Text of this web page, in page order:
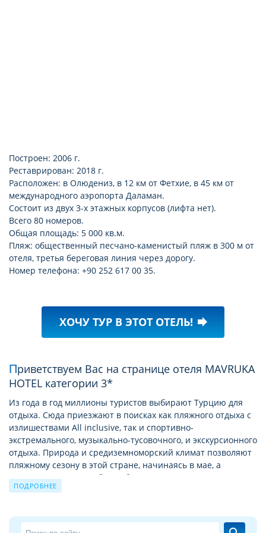
Построен: 2006 г.
Реставрирован: 2018 г.
Расположен: в Олюдениз, в 12 км от Фетхие, в 45 км от
международного аэропорта Даламан.
Состоит из двух 3-х этажных корпусов (лифта нет).
Всего 80 номеров.
Общая площадь: 5 000 кв.м.
Пляж: общественный песчано-каменистый пляж в 300 м от
отеля, третья береговая линия через дорогу.
Номер телефона: +90 252 617 00 35.
ХОЧУ ТУР В ЭТОТ ОТЕЛЬ! forward
Приветствуем Вас на странице отеля MAVRUKA
HOTEL категории 3*
Из года в год миллионы туристов выбирают Турцию для
отдыха. Сюда приезжают в поисках как пляжного отдыха с
излишествами All inclusive, так и спортивно-
экстремального, музыкально-тусовочного, и экскурсионного
отдыха. Природа и средиземноморский климат позволяют
пляжному сезону в этой стране, начинаясь в мае, а
заканчиваться в октябре. А богатая история позволяет
круглый год посещать Турцию с экскурсионными турами
Подробное описание отеля MAVRUKA HOTEL
ПОДРОБНЕЕ